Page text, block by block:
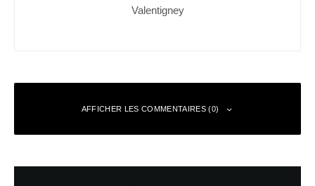
Valentigney
AFFICHER LES COMMENTAIRES (0)